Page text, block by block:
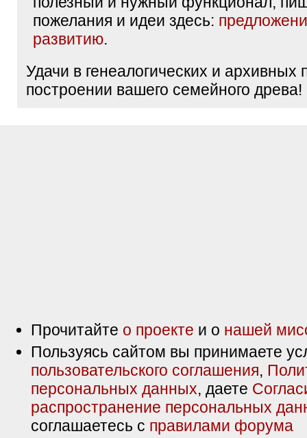
пожелания и идеи здесь:
развитию.
Удачи в генеалогических и архивных
построении вашего семейного древа!
Прочитайте о проекте и о нашей
Пользуясь сайтом вы принимаете
пользовательского соглашения,
персональных данных, даете
распространение персональных
соглашаетесь с правилами форума